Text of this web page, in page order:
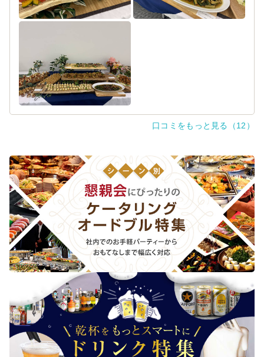
ドリンクも持ち込み分があったにもかかわらず（ワインオ
ープナまで貸していただき）サーブもお手伝い
口コミをもっと見る（12）